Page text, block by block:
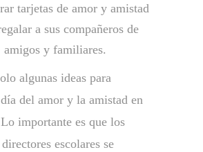
tarjetas de amor y amistad
a sus compañeros de
amigos y familiares.
algunas ideas para
del amor y la amistad en
importante es que los
escolares se